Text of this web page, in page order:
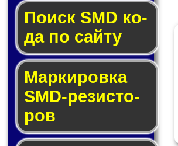
Поиск SMD ко­
да по сай­ту
Маркировка
SMD-ре­зис­то­
ров